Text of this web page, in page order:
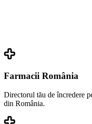
Farmacii România
Directorul tău de încredere
din România.